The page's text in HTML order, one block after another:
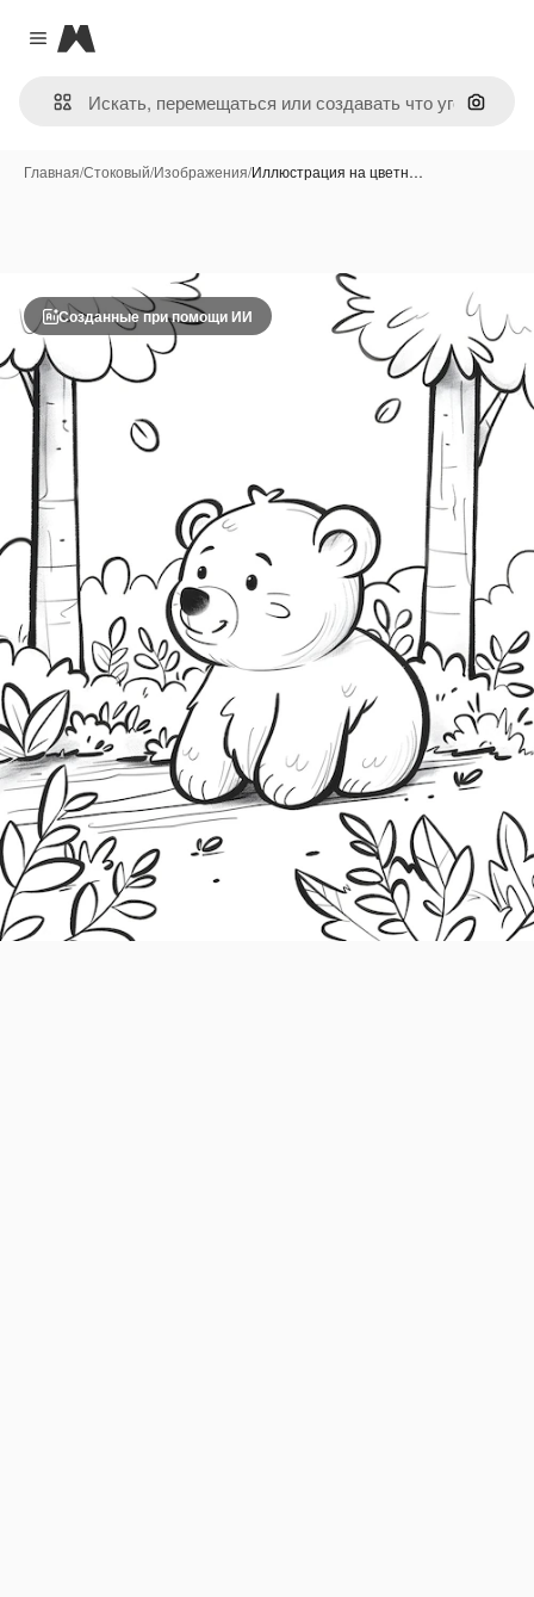
Close menu
Magnific
Поиск
Главная/Стоковый/Изображения/Иллюстрация на цветн…
Созданные при помощи ИИ